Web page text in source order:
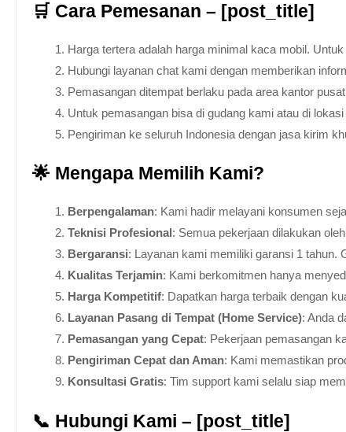
🛒 Cara Pemesanan – [post_title]
Harga tertera adalah harga minimal kaca mobil.
Hubungi layanan chat kami dengan memberikan
Pemasangan ditempat berlaku pada area kantor
Untuk pemasangan bisa di gudang kami atau di
Pengiriman ke seluruh Indonesia dengan jasa kirim
🌟 Mengapa Memilih Kami?
Berpengalaman: Kami hadir melayani konsumen
Teknisi Profesional: Semua pekerjaan dilakukan
Bergaransi: Layanan kami memiliki garansi 1 tahun.
Kualitas Terjamin: Kami berkomitmen hanya
Harga Kompetitif: Dapatkan harga terbaik dengan
Layanan Pasang di Tempat (Home Service): Anda
Pemasangan yang Cepat: Pekerjaan pemasangan
Pengiriman Cepat dan Aman: Kami memastikan
Konsultasi Gratis: Tim support kami selalu siap
📞 Hubungi Kami – [post_title]